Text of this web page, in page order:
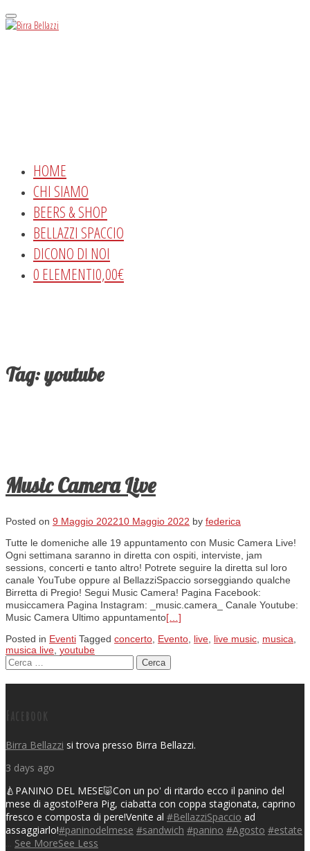
Menu
HOME
CHI SIAMO
BEERS & SHOP
BELLAZZI SPACCIO
DICONO DI NOI
0 ELEMENTI0,00€
Tag:youtube
Music Camera Live
Posted on 9 Maggio 202210 Maggio 2022 by federica
Tutte le domeniche alle 19 appuntamento con Music Camera Live!
Ogni settimana saranno in diretta con ospiti, interviste, jam
sessions, concerti e tanto altro! Potrete seguire la diretta sul loro
canale YouTube oppure al BellazziSpaccio sorseggiando qualche
Birretta di Pregio! Segui Music Camera! Pagina Facebook:
musiccamera Pagina Instagram: _music.camera_ Canale Youtube:
Music Camera Ultimo appuntamento[…]
Posted in Eventi Tagged concerto, Evento, live, live music, musica,
musica live, youtube
Ricerca per:
Facebook
Birra Bellazzi si trova presso Birra Bellazzi.
3 days ago
🍐PANINO DEL MESE🐷Con un po' di ritardo ecco il panino del
mese di agosto!Pera Pig, ciabatta con coppa stagionata, caprino
fresco e composta di pere!Venite al #BellazziSpaccio ad
assaggiarlo!#paninodelmese #sandwich #panino #Agosto #estate
See MoreSee Less